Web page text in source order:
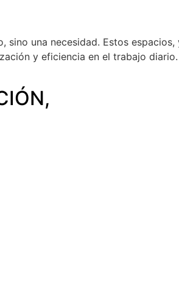
una necesidad. Estos espacios,
y eficiencia en el trabajo